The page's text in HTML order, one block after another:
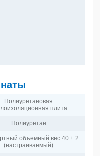
Полиуретановая
плита
Полиуретан
объемный вес 40 ± 2
(настраиваемый)